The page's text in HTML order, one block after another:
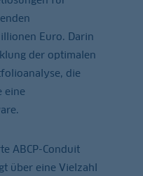
Euro. Darin
der optimalen
die
eine
ABCP-Conduit
über eine Vielzahl